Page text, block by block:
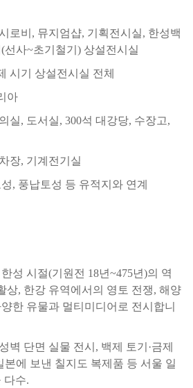
로비, 뮤지엄샵, 기획전시실, 한성백
선사~초기철기) 상설전시실
시기 상설전시실 전체
아
실, 도서실, 300석 대강당, 수장고,
장, 기계전기실
, 풍납토성 등 유적지와 연계
성 시절(기원전 18년~475년)의 역
상, 한강 유역에서의 영토 전쟁, 해양
한 유물과 멀티미디어로 전시합니
벽 단면 실물 전시, 백제 토기·금제
본에 보낸 칠지도 복제품 등 서울 일
다수.